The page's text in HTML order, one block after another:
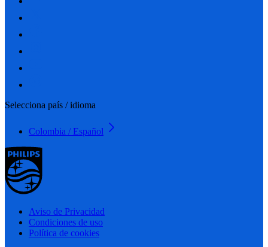
Selecciona país / idioma
Colombia / Español
Aviso de Privacidad
Condiciones de uso
Política de cookies